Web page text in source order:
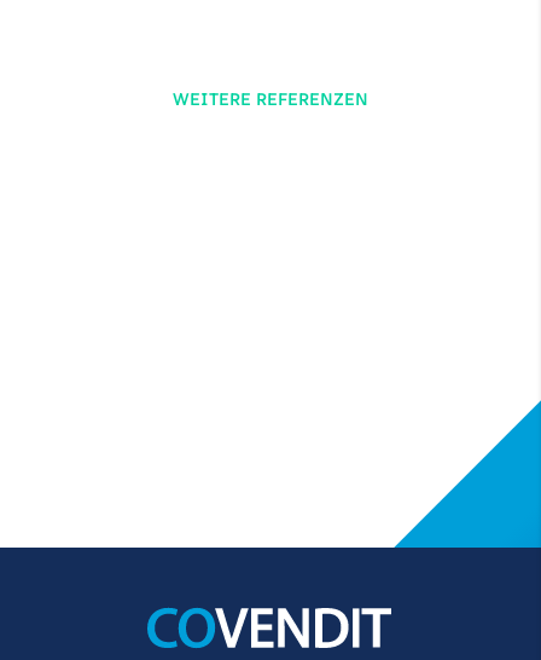
WEITERE REFERENZEN